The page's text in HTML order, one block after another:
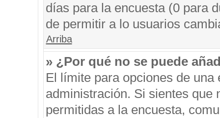
días para la encuesta (0 para
de permitir a lo usuarios
Arriba
» ¿Por qué no se puede
El límite para opciones de una
administración. Si sientes que
permitidas a la encuesta,